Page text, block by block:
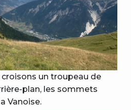
croisons un troupeau de
plan, les sommets
Vanoise.